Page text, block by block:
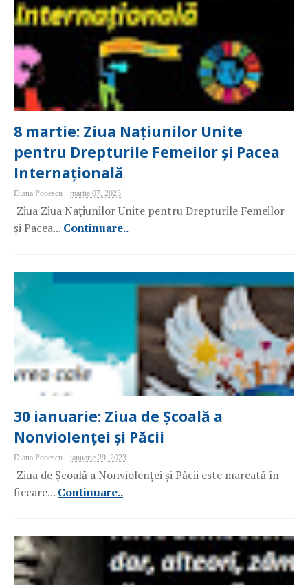
8 martie: Ziua Națiunilor Unite
pentru Drepturile Femeilor și Pacea
Internațională
Diana Popescu martie 07, 2023
Ziua Ziua Națiunilor Unite pentru Drepturile Femeilor
și Pacea... Continuare..
30 ianuarie: Ziua de Școală a
Nonviolenței și Păcii
Diana Popescu ianuarie 29, 2023
Ziua de Școală a Nonviolenței și Păcii este marcată în
fiecare... Continuare..